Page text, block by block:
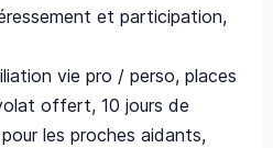
et participation,
vie pro / perso, places
offert, 10 jours de
les proches aidants,